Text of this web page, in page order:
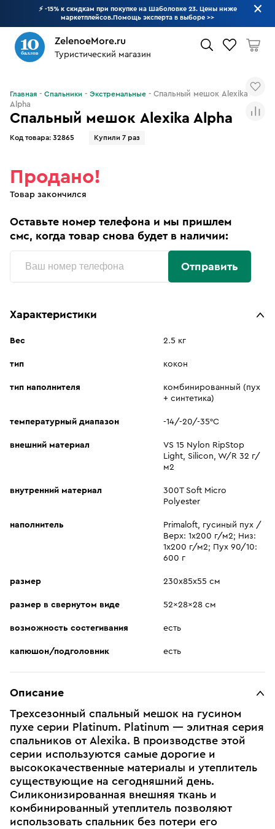
⚡ -15% к скидкам при покупке на Шаболовке 23. Цены ниже
маркетплейсов.Помощь эксперта в выборе >>
ZelenoeMore.ru
Туристический магазин
Спальный мешок Alexika Alpha
Код товара: 32865 Купили 7 раз
Главная Спальники Экстремальные
Спальный мешок Alexika
Alpha
Продано!
Товар закончился
Оставьте номер телефона и мы пришлем
смс, когда товар снова будет в наличии:
Отправить
Характеристики
Вес 2.5 кг
тип кокон
тип наполнителя
комбинированный (пух
+ синтетика)
температурный диапазон -14/-20/-35°C
внешний материал
VS 15 Nylon RipStop
Light, Silicon, W/R 32 г/
м2
внутренний материал
300T Soft Micro
Polyester
наполнитель
Primaloft, гусиный пух /
Верх: 1x200 г/м2; Низ:
1x200 г/м2; Пух 90/10:
600 г
размер 230х85x55 см
размер в свернутом виде 52x28x28 см
возможность состегивания есть
капюшон/подголовник есть
Описание
Трехсезонный спальный мешок на гусином
пухе серии Platinum. Platinum — элитная серия
спальников от Alexika. В производстве этой
серии используются самые дорогие и
высококачественные материалы и утеплитель
существующие на сегодняшний день.
Силиконизированная внешняя ткань и
комбинированный утеплитель позволяют
использовать спальник без потери его